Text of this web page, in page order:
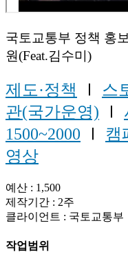
국토교통부 정책 홍
원(Feat.김수미)
제도·정책 Ⅰ 스
관(국가운영) Ⅰ
1500~2000 Ⅰ 캠
영상
예산 : 1,500
제작기간 : 2주
클라이언트 : 국토교통부
작업범위